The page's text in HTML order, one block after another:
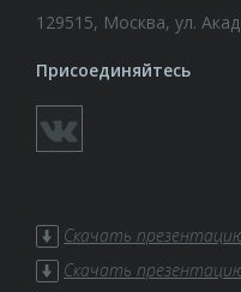
129515, Москва, ул.
Присоединяйтесь
Скачать
Скачать